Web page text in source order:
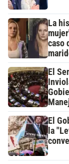
La
caso
El
El
la